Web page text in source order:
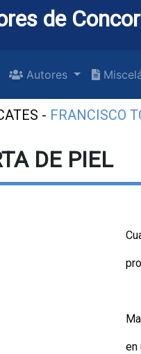
de
Autores
- FRANCISCO
DE PIEL
en